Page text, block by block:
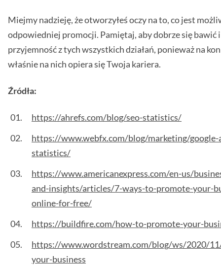
Miejmy nadzieję, że otworzyłeś oczy na to, co jest
odpowiedniej promocji. Pamiętaj, aby dobrze się bawić
przyjemność z tych wszystkich działań, ponieważ na
właśnie na nich opiera się Twoja kariera.
Źródła:
https://ahrefs.com/blog/seo-statistics/
https://www.webfx.com/blog/marketing/google-
statistics/
https://www.americanexpress.com/en-us/
and-insights/articles/7-ways-to-promote-your-
online-for-free/
https://buildfire.com/how-to-promote-your-
https://www.wordstream.com/blog/ws/2020/
your-business